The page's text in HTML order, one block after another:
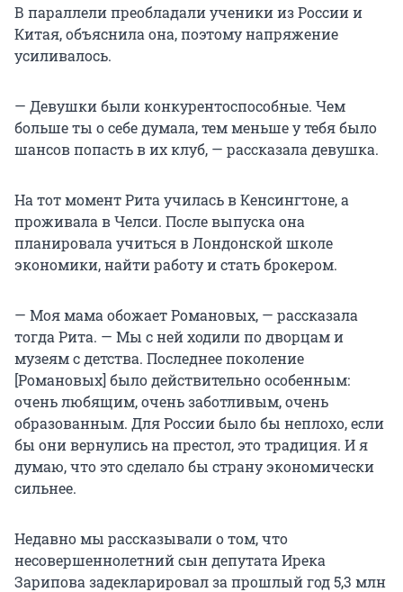
В параллели преобладали ученики из России и
Китая, объяснила она, поэтому напряжение
усиливалось.
— Девушки были конкурентоспособные. Чем
больше ты о себе думала, тем меньше у тебя было
шансов попасть в их клуб, — рассказала девушка.
На тот момент Рита училась в Кенсингтоне, а
проживала в Челси. После выпуска она
планировала учиться в Лондонской школе
экономики, найти работу и стать брокером.
— Моя мама обожает Романовых, — рассказала
тогда Рита. — Мы с ней ходили по дворцам и
музеям с детства. Последнее поколение
[Романовых] было действительно особенным:
очень любящим, очень заботливым, очень
образованным. Для России было бы неплохо, если
бы они вернулись на престол, это традиция. И я
думаю, что это сделало бы страну экономически
сильнее.
Недавно мы рассказывали о том, что
несовершеннолетний сын депутата Ирека
Зарипова задекларировал за прошлый год 5,3 млн